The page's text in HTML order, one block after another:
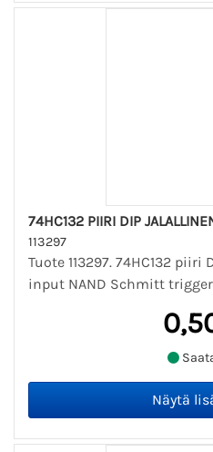
74HC132 PIIRI DIP
113297
Tuote 113297. 74HC132
input NAND Schmitt